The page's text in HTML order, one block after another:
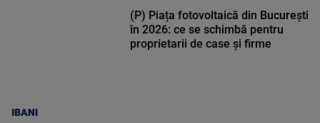
IBANI
(P) Piața fotovoltaică din București
în 2026: ce se schimbă pentru
proprietarii de case și firme